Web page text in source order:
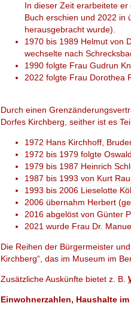
In dieser Zeit erarbeitete
Buch erschien und 2022 in
herausgebracht wurde).
1970 bis 1989 Helmut von
wechselte nach
1990 folgte Frau Gudrun
2022 folgte Frau Dorothea
Durch einen
Dorfes Kirchberg, seither ist es
1972 Hans Kirchhoff,
1972 bis 1979 folgte
1979 bis 1987 Heinrich
1987 bis 1993 von Kurt
1993 bis 2006 Lieselotte
2006 übernahm Herbert
2016 abgelöst von Günter
2021 wurde Frau Dr.
Die Reihen der Bürgermeister
Kirchberg“, das im Museum im
Zusätzliche Auskünfte bietet z. B.
Einwohnerzahlen, Haushalte